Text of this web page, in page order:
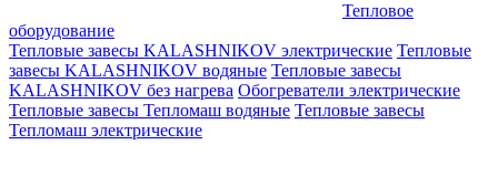
Тепловое
оборудование
Тепловые завесы KALASHNIKOV электрические Тепловые
завесы KALASHNIKOV водяные Тепловые завесы
KALASHNIKOV без нагрева Обогреватели электрические
Тепловые завесы Тепломаш водяные Тепловые завесы
Тепломаш электрические